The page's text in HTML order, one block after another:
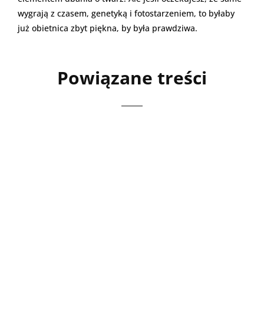
wygrają z czasem, genetyką i fotostarzeniem, to byłaby
już obietnica zbyt piękna, by była prawdziwa.
Powiązane treści